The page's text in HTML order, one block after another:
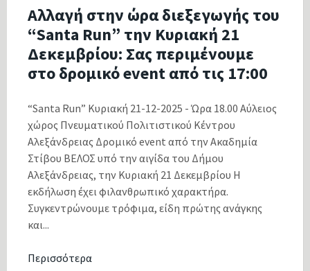
Αλλαγή στην ώρα διεξεγωγής του
“Santa Run” την Κυριακή 21
Δεκεμβρίου: Σας περιμένουμε
στο δρομικό event από τις 17:00
“Santa Run” Κυριακή 21-12-2025 - Ώρα 18.00 Αύλειος
χώρος Πνευματικού Πολιτιστικού Κέντρου
Αλεξάνδρειας Δρομικό event από την Ακαδημία
Στίβου ΒΕΛΟΣ υπό την αιγίδα του Δήμου
Αλεξάνδρειας, την Κυριακή 21 Δεκεμβρίου Η
εκδήλωση έχει φιλανθρωπικό χαρακτήρα.
Συγκεντρώνουμε τρόφιμα, είδη πρώτης ανάγκης
και...
Περισσότερα